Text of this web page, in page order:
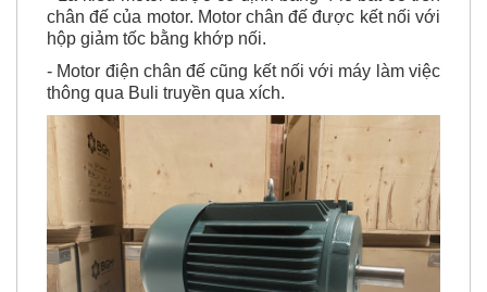
hộp giảm tốc bằng khớp nối.
- Motor điện chân đế cũng kết nối với máy làm việc
thông qua Buli truyền qua xích.